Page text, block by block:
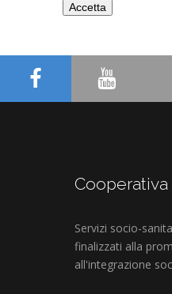
Accetta
Cooperativa
Servizi socio-
finalizzati alla
all'integrazione